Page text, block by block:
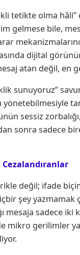
tetikte olma hâli”
gelmese bile,
dijital
atan değil, en
sunuyoruz”
yönetebilmesiyle
sessiz
sonra sadece
değil; ifade
şey yazmamak
mesaja sadece
mikro gerilimler